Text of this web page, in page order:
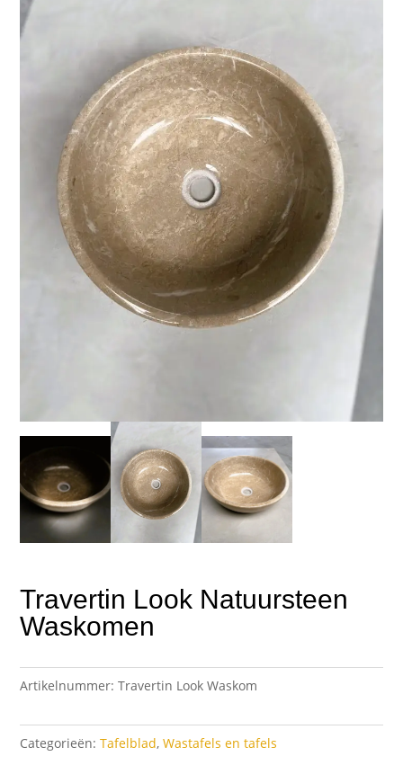
Travertin Look Natuursteen
Waskomen
Artikelnummer: Travertin Look Waskom
Categorieën: Tafelblad,Wastafels en tafels